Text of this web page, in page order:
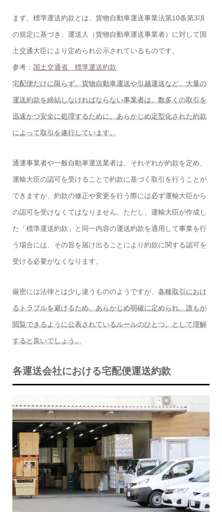
まず、標準運送約款とは、貨物自動車運送事業法第10条第3項
の規定に基づき、運送人（貨物自動車運送事業者）に対して国
土交通大臣により定められ公示されているものです。
参考： 国土交通省 標準運送約款
宅配便だけに限らず、貨物自動車運送や引越運送など、大量の
運送約款を締結しなければならない事業者は、数多くの取引を
迅速かつ安全に処理するために、あらかじめ定型化された約款
によって取引を遂行しています。
通運事業者や一般自動車運送業者は、それぞれが約款を定め、
運輸大臣の認可を受けることで約款に基づく取引を行うことが
できますが、約款の修正や変更を行う際には必ず運輸大臣から
の認可を受けなくてはなりません。ただし、運輸大臣が作成し
た「標準運送約款」と同一内容の運送約款を適用して事業を行
う場合には、その旨を届け出ることにより約款に関する認可を
受ける必要がなくなります。
厳密には法律とは少し違うもののようですが、 各種取引におけ
るトラブルを避けるため、あらかじめ明確に定められ、誰もが
閲覧できるように公表されているルールのひとつ、として理解
すると良いでしょう。
各運送会社における宅配便運送約款